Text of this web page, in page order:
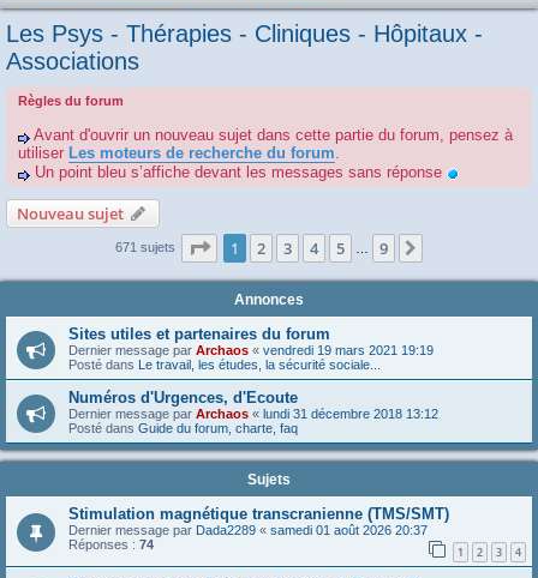
Les Psys - Thérapies - Cliniques - Hôpitaux -
Associations
Règles du forum
Avant d'ouvrir un nouveau sujet dans cette partie du forum, pensez à
utiliser Les moteurs de recherche du forum.
Un point bleu s’affiche devant les messages sans réponse
Nouveau sujet
671 sujets Page 1sur9
1 2 3 4 5 9
Annonces
Sites utiles et partenaires du forum
Dernier message par Archaos « vendredi 19 mars 2021 19:19
Posté dans Le travail, les études, la sécurité sociale...
Numéros d'Urgences, d'Ecoute
Dernier message par Archaos « lundi 31 décembre 2018 13:12
Posté dans Guide du forum, charte, faq
Sujets
Stimulation magnétique transcranienne (TMS/SMT)
Dernier message par Dada2289 « samedi 01 août 2026 20:37
Réponses : 74 1 2 3 4